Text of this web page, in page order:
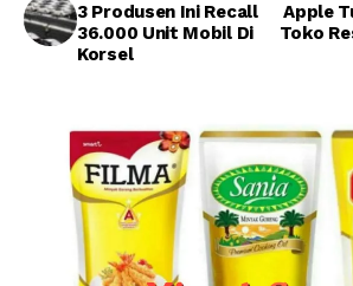
3 Produsen Ini Recall
36.000 Unit Mobil Di
Korsel
Apple
Toko